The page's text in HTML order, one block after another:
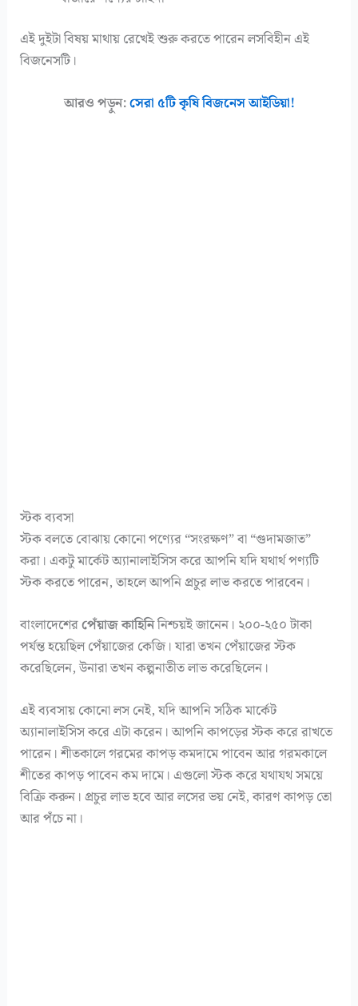
এই দুইটা বিষয় মাথায় রেখেই শুরু করতে পারেন লসবিহীন এই
বিজনেসটি।
আরও পড়ুন:সেরা ৫টি কৃষি বিজনেস আইডিয়া!
স্টক ব্যবসা
স্টক বলতে বোঝায় কোনো পণ্যের “সংরক্ষণ” বা “গুদামজাত”
করা। একটু মার্কেট অ্যানালাইসিস করে আপনি যদি যথার্থ পণ্যটি
স্টক করতে পারেন, তাহলে আপনি প্রচুর লাভ করতে পারবেন।
বাংলাদেশেরপেঁয়াজ কাহিনিনিশ্চয়ই জানেন। ২০০-২৫০ টাকা
পর্যন্ত হয়েছিল পেঁয়াজের কেজি। যারা তখন পেঁয়াজের স্টক
করেছিলেন, উনারা তখন কল্পনাতীত লাভ করেছিলেন।
এই ব্যবসায় কোনো লস নেই, যদি আপনি সঠিক মার্কেট
অ্যানালাইসিস করে এটা করেন। আপনি কাপড়ের স্টক করে রাখতে
পারেন। শীতকালে গরমের কাপড় কমদামে পাবেন আর গরমকালে
শীতের কাপড় পাবেন কম দামে। এগুলো স্টক করে যথাযথ সময়ে
বিক্রি করুন। প্রচুর লাভ হবে আর লসের ভয় নেই, কারণ কাপড় তো
আর পঁচে না।